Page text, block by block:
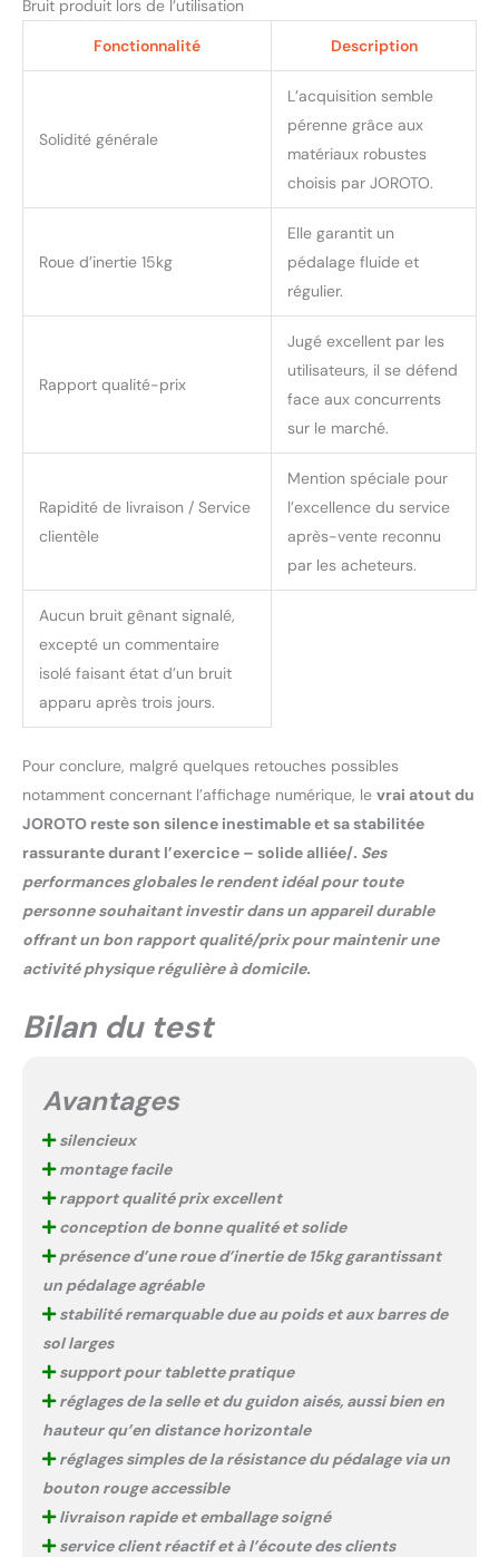
siège à 7 positions ne
nécessitant aucun outil,
permettant une
personnalisation rapide et
facile sur une plage de 18
confortablement aux
utilisateurs de 150 cm/59"
à 195 cm/77", assurant
une adaptation parfaite
pour chaque utilisateur et
en faisant l'un des vélos
de fitness les plus
pour un usage
domestique. EXPÉRIENCE
FITNESS BLUETOOTH
IMMERSIVE: JOROTO vélo
Bluetooth et est
l'application Kinomap,
pour des entraînements
interactifs et un suivi de
données en temps réel à
domicile. Son écran
calories et plus. Des
support iPad, des pédales
bouteille et des roues de
transport complètent
l'ensemble pour plus de
confort et de
SUPPORT – VOTRE
PARTENAIRE DE
CONFIANCE: JOROTO
accompagne votre
chaque séance—pour que
vous puissiez vous
concentrer sur vos
objectifs en toute
Bruit produit lors de l’utilisation
Fonctionnalité
Description
Solidité générale
L’acquisition semble
pérenne grâce aux
matériaux robustes
choisis par JOROTO.
Roue d’inertie 15kg
Elle garantit un
pédalage fluide et
régulier.
Rapport qualité-prix
Jugé excellent par les
utilisateurs, il se défend
face aux concurrents
sur le marché.
Rapidité de livraison / Service
clientèle
Mention spéciale pour
l’excellence du service
après-vente reconnu
par les acheteurs.
Aucun bruit gênant signalé,
excepté un commentaire
isolé faisant état d’un bruit
apparu après trois jours.
Pour conclure, malgré quelques retouches possibles
notamment concernant l’affichage numérique, le vrai atout du
JOROTO reste son silence inestimable et sa stabilitée
rassurante durant l’exercice – solide alliée/. Ses
performances globales le rendent idéal pour toute
personne souhaitant investir dans un appareil durable
offrant un bon rapport qualité/prix pour maintenir une
activité physique régulière à domicile.
Bilan du test
Avantages
silencieux
montage facile
rapport qualité prix excellent
conception de bonne qualité et solide
présence d’une roue d’inertie de 15kg garantissant
un pédalage agréable
stabilité remarquable due au poids et aux barres de
sol larges
support pour tablette pratique
réglages de la selle et du guidon aisés, aussi bien en
hauteur qu’en distance horizontale
réglages simples de la résistance du pédalage via un
bouton rouge accessible
livraison rapide et emballage soigné
service client réactif et à l’écoute des clients